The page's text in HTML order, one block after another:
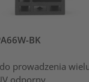
BK
prowadzenia
odporny